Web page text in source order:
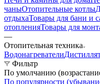
чаныОтопительные котлы
отдыхаТовары для бани и
отопленияТовары для
—
Отопительная техника
Водонагреватели
Фильтр
По умолчанию
По популярности